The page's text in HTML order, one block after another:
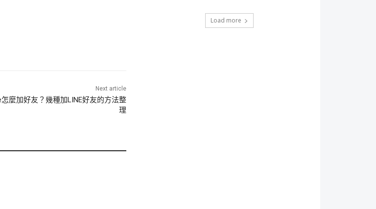
Next article
怎麼加好友？幾種加LINE好友的方法整
理
Load more